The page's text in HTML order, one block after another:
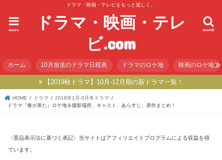
ドラマ・映画・テレビをもっと楽しく。
ドラマ・映画・テレ
ビ.com
search
menu
ホーム 10月放送のドラマ日程表 ドラマのロケ地 映画のロケ地
【2019秋ドラマ】10月-12月期の新ドラマ一覧！
HOME ドラマ
2018年1月-3月冬ドラマ
ドラマ『春が来た』ロケ地＆撮影場所、キャスト、あらすじ、原作まとめ！
〈景品表示法に基づく表記〉当サイトはアフィリエイトプログラムによる収益を得
ています。